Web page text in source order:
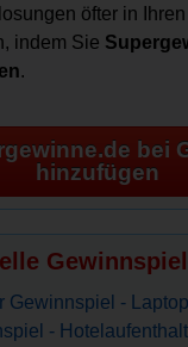
öfter in
indem Sie
.
bei
hinzufügen
Gewinnspiel -
-